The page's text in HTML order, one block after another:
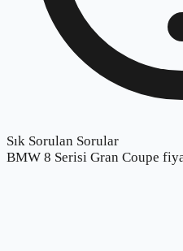
Sık Sorulan Sorular
BMW 8 Serisi Gran Coupe